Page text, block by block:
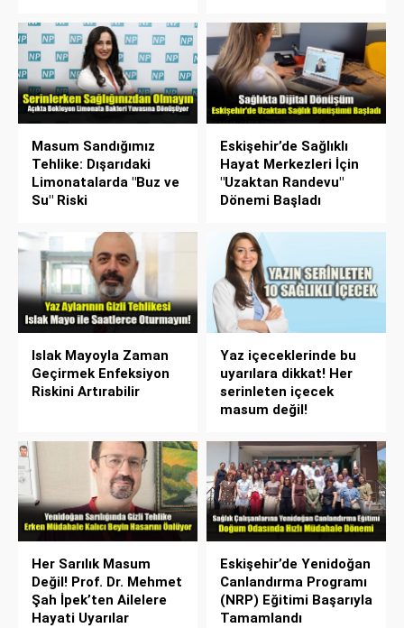
Masum Sandığımız
Tehlike: Dışarıdaki
Limonatalarda "Buz ve
Su" Riski
Eskişehir’de Sağlıklı
Hayat Merkezleri İçin
"Uzaktan Randevu"
Dönemi Başladı
Islak Mayoyla Zaman
Geçirmek Enfeksiyon
Riskini Artırabilir
Yaz içeceklerinde bu
uyarılara dikkat! Her
serinleten içecek
masum değil!
Her Sarılık Masum
Değil! Prof. Dr. Mehmet
Şah İpek’ten Ailelere
Hayati Uyarılar
Eskişehir’de Yenidoğan
Canlandırma Programı
(NRP) Eğitimi Başarıyla
Tamamlandı